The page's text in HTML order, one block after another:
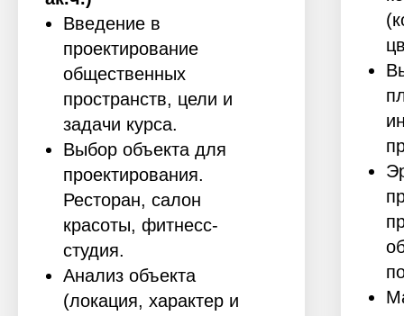
Введение в
проектирование
общественных
пространств, цели и
задачи курса.
Выбор объекта для
проектирования.
Ресторан, салон
красоты, фитнесс-
студия.
Анализ объекта
(локация, характер и